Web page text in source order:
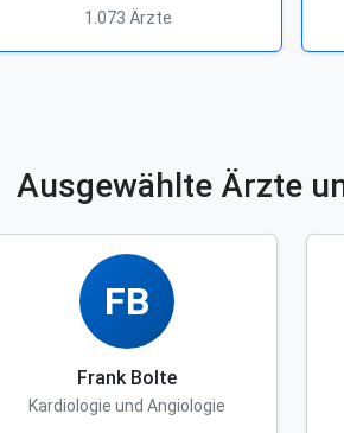
1.073 Ärzte
Ausgewählte Ärzte
FB
Frank Bolte
Kardiologie und Angiologie